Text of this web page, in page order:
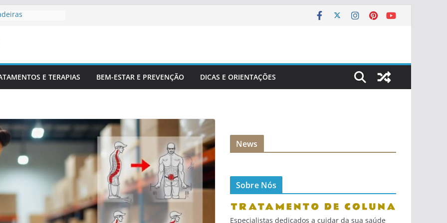
Corretamente DaE TERAPIAS BEM-ESTAR E PREVENÇÃO DICAS E ORIENTAÇÕES
News
Sobre Nós
Especialistas dedicados a cuidar da sua saúde